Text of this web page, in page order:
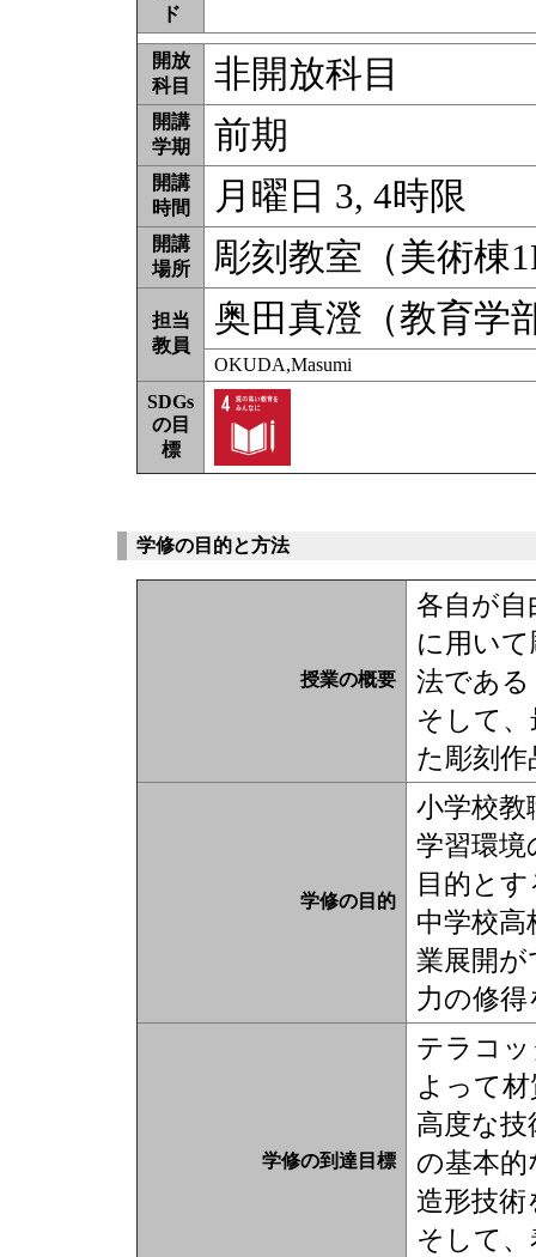
ド
開放
科目
非開放科目
開講
学期
前期
開講
時間
月曜日 3, 4時限
開講
場所
彫刻教室（美術棟
担当
教員
奥田真澄（教育学
OKUDA,Masumi
SDGs
の目
標
学修の目的と方法
授業の概要
各自が
に用い
法であ
そして
た彫刻
学修の目的
小学校教
学習環
目的と
中学校
業展開が
力の修
学修の到達目標
テラコ
よって
高度な
の基本
造形技術
そして